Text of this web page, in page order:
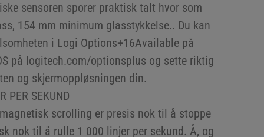
sensoren sporer praktisk talt hvor som
154 mm minimum glasstykkelse.. Du kan
i Logi Options+16Available på
på logitech.com/optionsplus og sette riktig
og skjermoppløsningen din.
PER SEKUND
scrolling er presis nok til å stoppe
nok til å rulle 1 000 linjer per sekund. Å, og